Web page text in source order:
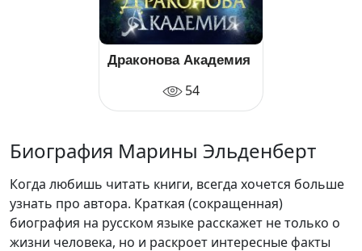
Драконова Академия
54
Биография Марины Эльденберт
Когда любишь читать книги, всегда хочется больше
узнать про автора. Краткая (сокращенная)
биография на русском языке расскажет не только о
жизни человека, но и раскроет интересные факты